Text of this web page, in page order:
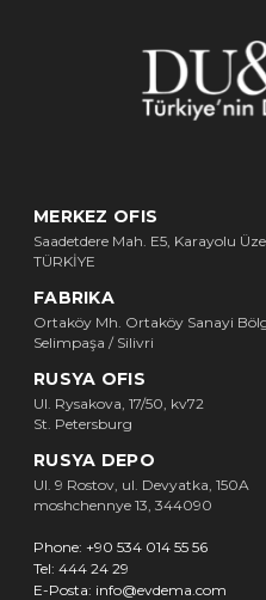
MERKEZ OFIS
Saadetdere Mah. E5, Karayolu
TÜRKİYE
FABRIKA
Ortaköy Mh. Ortaköy Sanayi
Selimpaşa / Silivri
RUSYA OFIS
Ul. Rysakova, 17/50, kv72
St. Petersburg
RUSYA DEPO
Ul. 9 Rostov, ul. Devyatka, 150A
moshchennye 13, 344090
Phone: +90 534 014 55 56
Tel: 444 24 29
E-Posta: info@evdema.com